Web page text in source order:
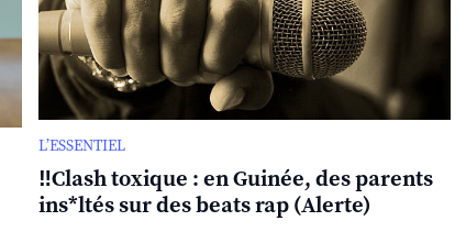
L’ESSENTIEL
‼️Clash toxique : en Guinée, des parents
ins*ltés sur des beats rap (Alerte)